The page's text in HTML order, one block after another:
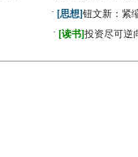
· [思想]钮文新：紧
· [读书]投资尽可逆